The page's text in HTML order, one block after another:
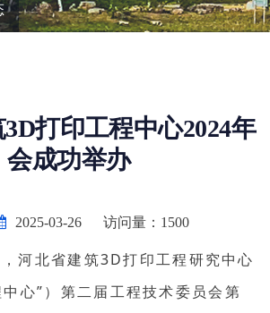
打印工程中心2024年
会成功举办
2025-03-26 访问量： 1500
河北省建筑3D打印工程研究中心
中心”）第二届工程技术委员会第